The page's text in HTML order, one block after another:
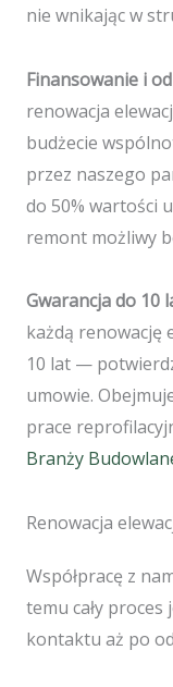
nie wnikając w
Finansowanie i
renowacja
budżecie
przez naszego
do 50% wartości
remont możliwy
Gwarancja do 10
każdą renowację
10 lat —
umowie.
prace
Branży
Renowacja
Współpracę z
temu cały
kontaktu aż po